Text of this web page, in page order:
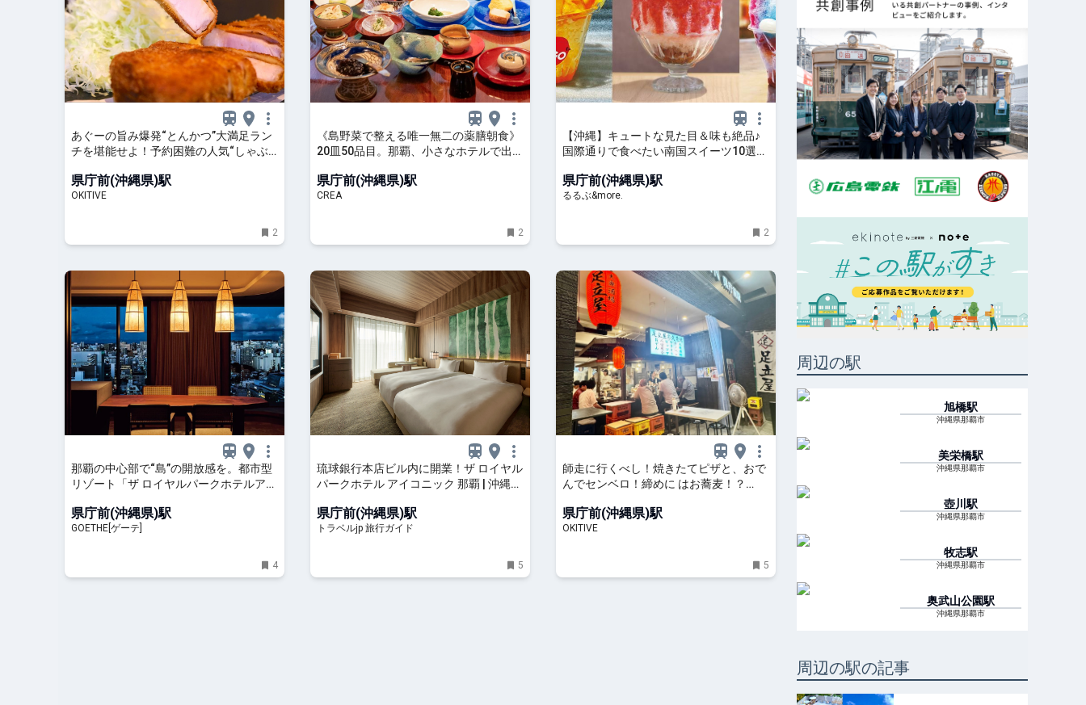
あぐーの旨み爆発“とんかつ”大満足ラン
チを堪能せよ！予約困難の人気“しゃぶ
定でオープン（那覇市） | OKITIVE
県庁前(沖縄県)駅
OKITIVE
2
《島野菜で整える唯一無二の薬膳朝食》
20皿50品目。那覇、小さなホテルで出合
県庁前(沖縄県)駅
CREA
2
【沖縄】キュートな見た目＆味も絶品♪
国際通りで食べたい南国スイーツ10選｜
県庁前(沖縄県)駅
るるぶ&more.
2
那覇の中心部で“島”の開放感を。都市型
リゾート「ザ ロイヤルパークホテルアイ
県庁前(沖縄県)駅
GOETHE[ゲーテ]
4
琉球銀行本店ビル内に開業！ザ ロイヤル
パークホテル アイコニック 那覇 | 沖縄県
県庁前(沖縄県)駅
トラベルjp 旅行ガイド
5
師走に行くべし！焼きたてピザと、おで
んでセンベロ！締めに はお蕎麦！？
「とー、飲み歩きやってみよう」〜 |
OKITIVE
県庁前(沖縄県)駅
OKITIVE
5
周辺の駅
旭橋駅
沖縄県那覇市
美栄橋駅
沖縄県那覇市
壺川駅
沖縄県那覇市
牧志駅
沖縄県那覇市
奥武山公園駅
沖縄県那覇市
周辺の駅の記事